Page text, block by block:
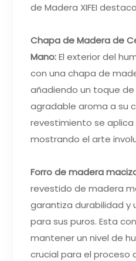
de Madera XIFEI
Chapa de Madera de
Mano:El exterior del
con una chapa de
añadiendo un toque
agradable aroma a su
revestimiento se
mostrando el arte
Forro de madera
revestido de madera
garantiza durabilidad y
para sus puros. Esta
mantener un nivel de
crucial para el proceso